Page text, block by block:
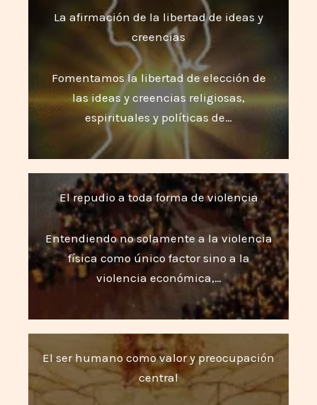
La afirmación de la libertad de ideas y
creencias
Fomentamos la libertad de elección de
las ideas y creencias religiosas,
espirituales y políticas de…
El repudio a toda forma de violencia
Entendiendo no solamente a la violencia
física como único factor sino a la
violencia económica,…
El ser humano como valor y preocupación
central